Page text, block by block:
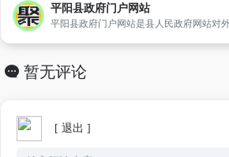
平阳县政府门户网站
暂无评论
[ 退出 ]